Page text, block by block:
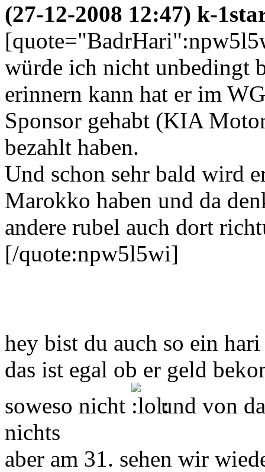
(27-12-2008 12:47) k-
würde ich nicht unbedingt
erinnern kann hat er im
Sponsor gehabt (KIA
bezahlt haben.
Und schon sehr bald wird
Marokko haben und da
andere rubel auch dort
[/quote:npw5l5wi]
hey bist du auch so ein
das ist egal ob er geld
soweso nicht
und von
nichts
aber am 31. sehen wir